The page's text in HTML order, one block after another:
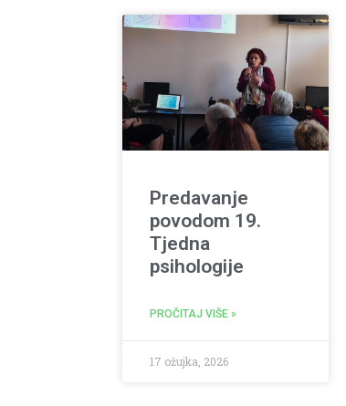
Predavanje
povodom 19.
Tjedna
psihologije
PROČITAJ VIŠE »
17 ožujka, 2026